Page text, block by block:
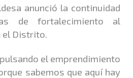
anunció la continuidad
de fortalecimiento al
el Distrito.
el emprendimiento
sabemos que aquí hay